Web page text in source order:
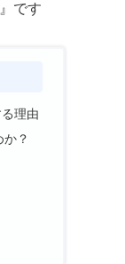
です
理由
？